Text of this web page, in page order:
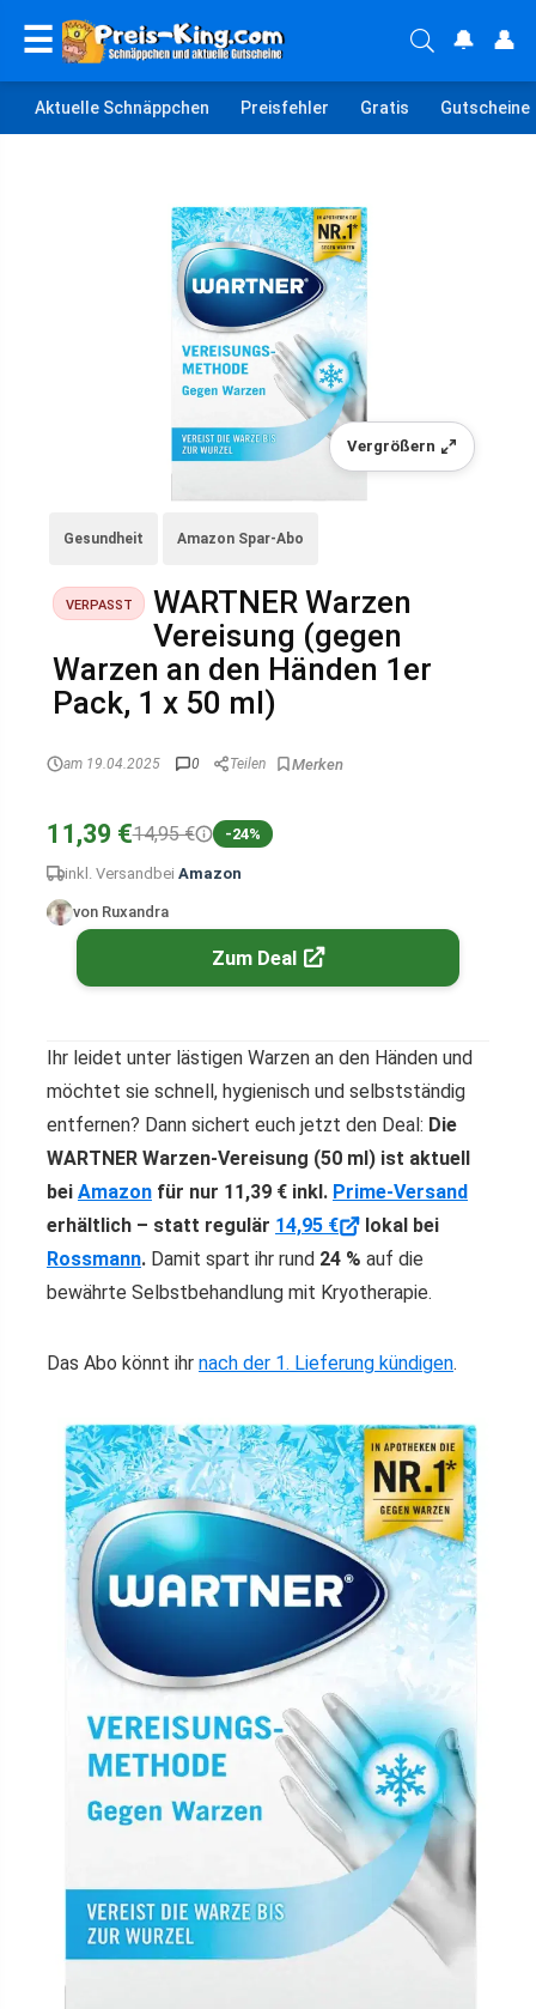
☰ 🔔 👤
Aktuelle Schnäppchen Preisfehler Gratis Gutscheine
Vergrößern
Gesundheit Amazon Spar-Abo
VERPASST
WARTNER Warzen
Vereisung (gegen
Warzen an den Händen 1er
Pack, 1 x 50 ml)
am 19.04.2025 0 Teilen
11,39 €14,95 € -24%
inkl. Versand bei Amazon
von Ruxandra
Zum Deal
Ihr leidet unter lästigen Warzen an den Händen und
möchtet sie schnell, hygienisch und selbstständig
entfernen? Dann sichert euch jetzt den Deal: Die
WARTNER Warzen-Vereisung (50 ml) ist aktuell
bei Amazon für nur 11,39 € inkl. Prime-Versand
erhältlich – statt regulär 14,95 €
lokal bei
Rossmann. Damit spart ihr rund 24 % auf die
bewährte Selbstbehandlung mit Kryotherapie.
Das Abo könnt ihr nach der 1. Lieferung kündigen.